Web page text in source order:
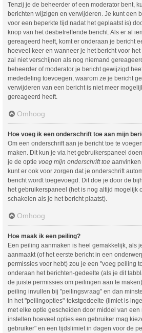
Tenzij je de beheerder of een moderator bent,
berichten wijzigen en verwijderen. Je kunt een
voor een beperkte tijd nadat het geplaatst is)
knop van het desbetreffende bericht. Als er al
gereageerd heeft, komt er onderaan je bericht
hoeveel keer en wanneer je het bericht voor
zal niet verschijnen als nog niemand
beheerder of moderator je bericht gewijzigd
mededeling toevoegen, waarom ze je bericht
verwijderen van een bericht is niet meer
gereageerd heeft.
Omhoog
Hoe voeg ik een onderschrift toe aan mijn
Om een onderschrift aan je bericht toe te
maken. Dit kun je via het gebruikerspaneel
je de optie voeg mijn onderschrift toe aanvinken
kunt er ook voor zorgen dat je onderschrift
bericht wordt toegevoegd. Dit doe je door de
het gebruikerspaneel (het is nog altijd mogelijk
schakelen als je het bericht plaatst).
Omhoog
Hoe maak ik een peiling?
Een peiling aanmaken is heel gemakkelijk, als
aanmaakt (of het eerste bericht in een
permissies voor hebt) zou je een "voeg peiling
onderaan het berichten-gedeelte (als je dit
de juiste permissies om peilingen aan te
peiling invullen bij "peilingsvraag" en dan
in het "peilingopties"-tekstgedeelte (limiet is
met elke optie gescheiden door middel van
instellen hoeveel opties een gebruiker mag
gebruiker" en een tijdslimiet in dagen voor de